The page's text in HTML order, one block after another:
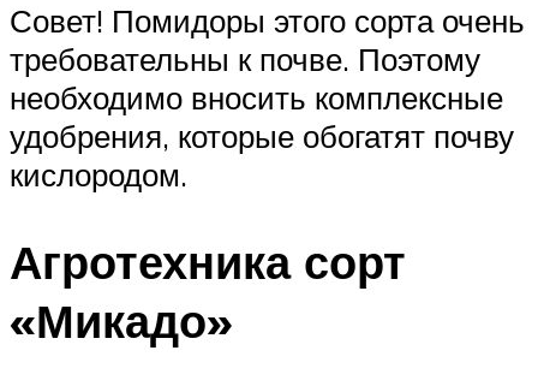
Совет! Помидоры этого сорта очень
требовательны к почве. Поэтому
необходимо вносить комплексные
удобрения, которые обогатят почву
кислородом.
Агротехника сорт
«Микадо»